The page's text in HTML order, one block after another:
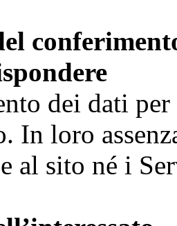
dei dati
In loro
al sito né i